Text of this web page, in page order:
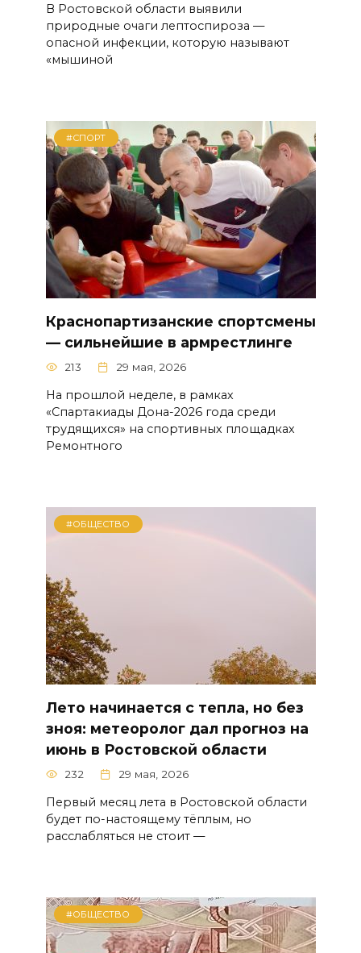
В Ростовской области выявили
природные очаги лептоспироза —
опасной инфекции, которую называют
«мышиной
#СПОРТ
Краснопартизанские спортсмены
— сильнейшие в армрестлинге
213 29 мая, 2026
На прошлой неделе, в рамках
«Спартакиады Дона-2026 года среди
трудящихся» на спортивных площадках
Ремонтного
#ОБЩЕСТВО
Лето начинается с тепла, но без
зноя: метеоролог дал прогноз на
июнь в Ростовской области
232 29 мая, 2026
Первый месяц лета в Ростовской области
будет по-настоящему тёплым, но
расслабляться не стоит —
#ОБЩЕСТВО